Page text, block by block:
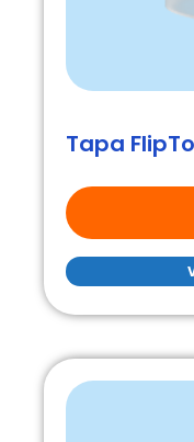
Tapa